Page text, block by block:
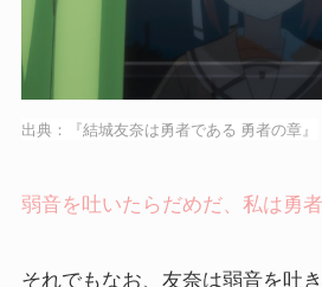
出典：『結城友奈は勇者である 勇者の章』
弱音を吐いたらだめだ、私は勇
それでもなお、友奈は弱音を吐